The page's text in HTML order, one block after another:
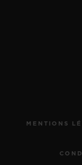
MENTIONS